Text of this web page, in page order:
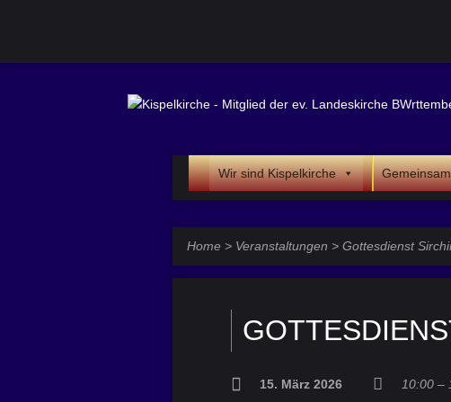
Wir sind Kispelkirche
Home > Veranstaltungen > Gottesdienst
15. März 2026 10:00 –